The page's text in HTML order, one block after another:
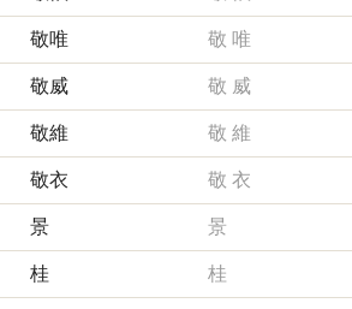
敬唯 敬 唯
敬威 敬 威
敬維 敬 維
敬衣 敬 衣
景 景
桂 桂